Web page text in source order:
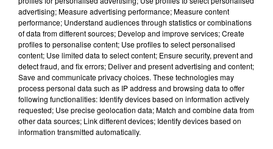
advertising; Measure advertising performance; Measure content
performance; Understand audiences through statistics or combinations
of data from different sources; Develop and improve services; Create
profiles to personalise content; Use profiles to select personalised
content; Use limited data to select content; Ensure security, prevent and
detect fraud, and fix errors; Deliver and present advertising and content;
Save and communicate privacy choices. These technologies may
process personal data such as IP address and browsing data to offer
following functionalities: Identify devices based on information actively
requested; Use precise geolocation data; Match and combine data from
other data sources; Link different devices; Identify devices based on
information transmitted automatically.